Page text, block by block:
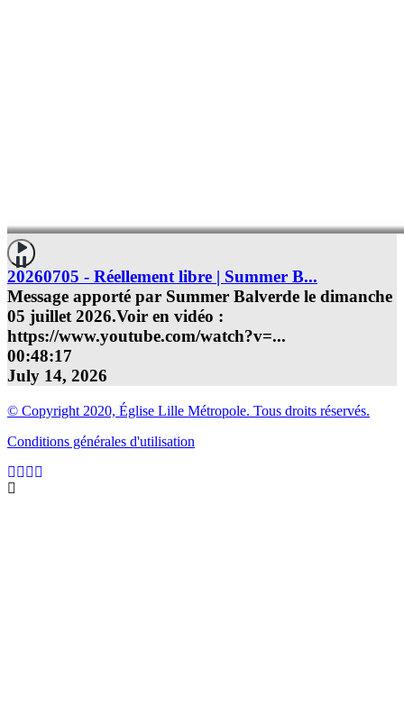
20260705 - Réellement libre | Summer B...
Message apporté par Summer Balverde le dimanche
05 juillet 2026.Voir en vidéo :
https://www.youtube.com/watch?v=...
00:48:17
July 14, 2026
© Copyright 2020, Église Lille Métropole. Tous droits réservés.
Conditions générales d'utilisation